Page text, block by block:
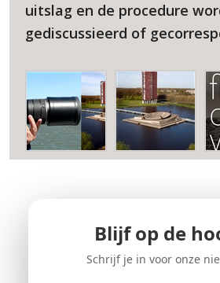
uitslag en de procedure
gediscussieerd of
Blijf op de
Schrijf je in voor onze